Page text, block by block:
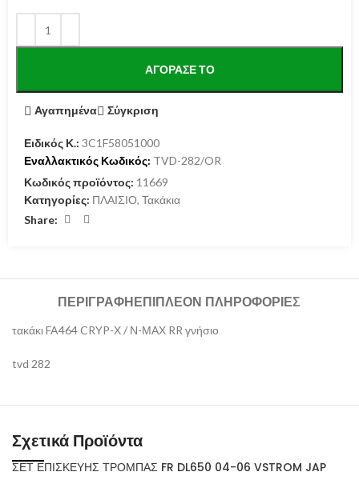
ΑΓΌΡΑΣΕ ΤΟ
Αγαπημένα Σύγκριση
Ειδικός Κ.: 3C1F58051000
Εναλλακτικός Κωδικός: TVD-282/OR
Κωδικός προϊόντος: 11669
Κατηγορίες: ΠΛΑΙΣΙΟ, Τακάκια
Share:
ΠΕΡΙΓΡΑΦΉΕΠΙΠΛΈΟΝ ΠΛΗΡΟΦΟΡΊΕΣ
τακάκι FA464 CRYP-Χ / Ν-ΜΑΧ RR γνήσιο
tvd 282
Σχετικά Προϊόντα
ΣΕΤ ΕΠΙΣΚΕΥΗΣ ΤΡΟΜΠΑΣ FR DL650 04-06 VSTROM JAP